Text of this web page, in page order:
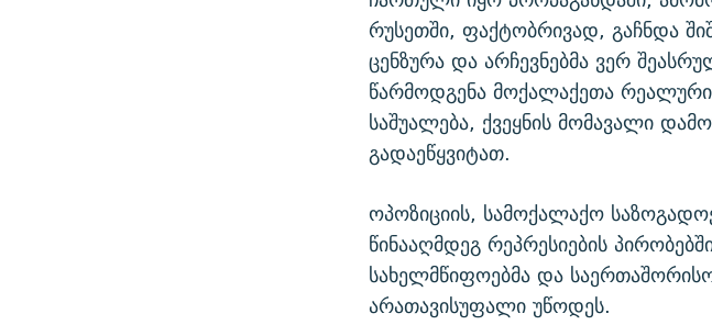
რუსეთში, ფაქტობრივად, გაჩნდა
ცენზურა და არჩევნებმა ვერ
წარმოდგენა მოქალაქეთა რეალური
საშუალება, ქვეყნის მომავალი
გადაეწყვიტათ.
ოპოზიციის, სამოქალაქო
წინააღმდეგ რეპრესიების
სახელმწიფოებმა და
არათავისუფალი უწოდეს.